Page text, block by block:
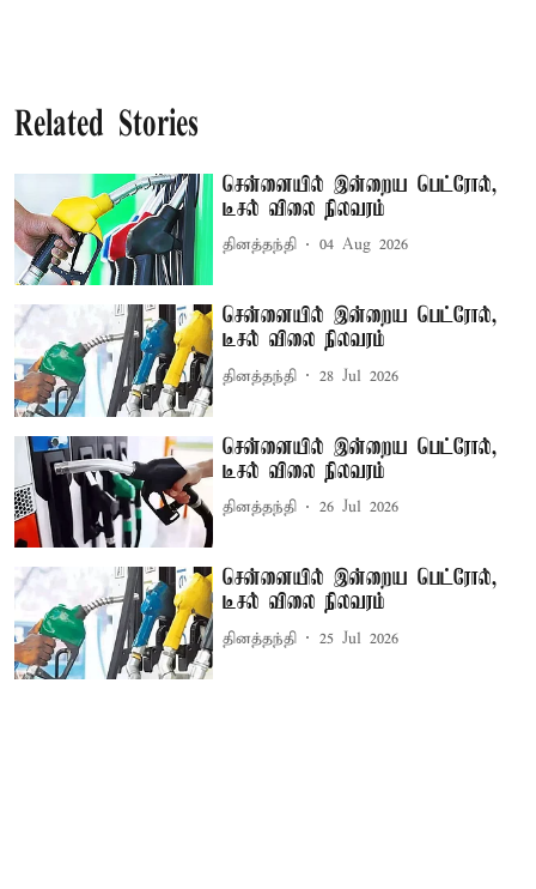
Related Stories
சென்னையில் இன்றைய பெட்ரோல்,
டீசல் விலை நிலவரம்
தினத்தந்தி 04 Aug 2026
சென்னையில் இன்றைய பெட்ரோல்,
டீசல் விலை நிலவரம்
தினத்தந்தி 28 Jul 2026
சென்னையில் இன்றைய பெட்ரோல்,
டீசல் விலை நிலவரம்
தினத்தந்தி 26 Jul 2026
சென்னையில் இன்றைய பெட்ரோல்,
டீசல் விலை நிலவரம்
தினத்தந்தி 25 Jul 2026